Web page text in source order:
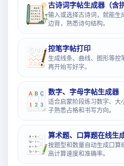
古诗词字帖生成器（含
输入或选择古诗词，就能生
边背，熟悉诗句结构。
控笔字帖打印
生成线条、曲线、图形等控
再开始写好字。
数字、字母字帖生成器
适合启蒙阶段练习数字、大
子熟悉占格和书写方向。
算术题、口算题在线生
按题型和数量自动生成口算
高计算速度和准确率。